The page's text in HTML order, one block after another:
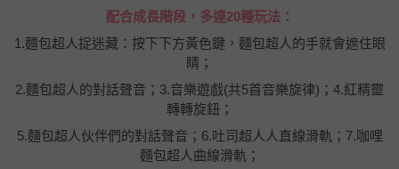
配合成長階段，多達20種玩法：
1.麵包超人捉迷藏：按下下方黃色鍵，麵包超人的手就會遮住眼
睛；
2.麵包超人的對話聲音；3.音樂遊戲(共5首音樂旋律)；4.紅精靈
轉轉旋鈕；
5.麵包超人伙伴們的對話聲音；6.吐司超人人直線滑軌；7.咖哩
麵包超人曲線滑軌；